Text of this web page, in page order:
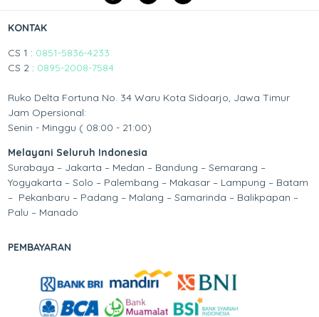
KONTAK
CS 1 : 0851-5836-4233
CS 2 : 0895-2008-7584
Ruko Delta Fortuna No. 34 Waru Kota Sidoarjo, Jawa Timur
Jam Opersional:
Senin - Minggu ( 08:00 - 21:00)
Melayani Seluruh Indonesia
Surabaya – Jakarta – Medan – Bandung – Semarang –
Yogyakarta – Solo – Palembang – Makasar – Lampung – Batam
– Pekanbaru – Padang – Malang – Samarinda – Balikpapan –
Palu – Manado
PEMBAYARAN